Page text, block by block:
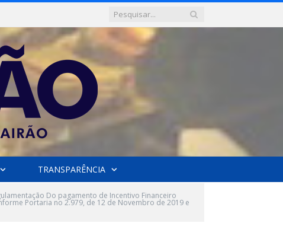
TRANSPARÊNCIA
Do pagamento de Incentivo Financeiro
Portaria no 2.979, de 12 de Novembro de 2019 e